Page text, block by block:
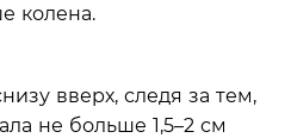
колена.
вверх, следя за тем,
не больше 1,5–2 см